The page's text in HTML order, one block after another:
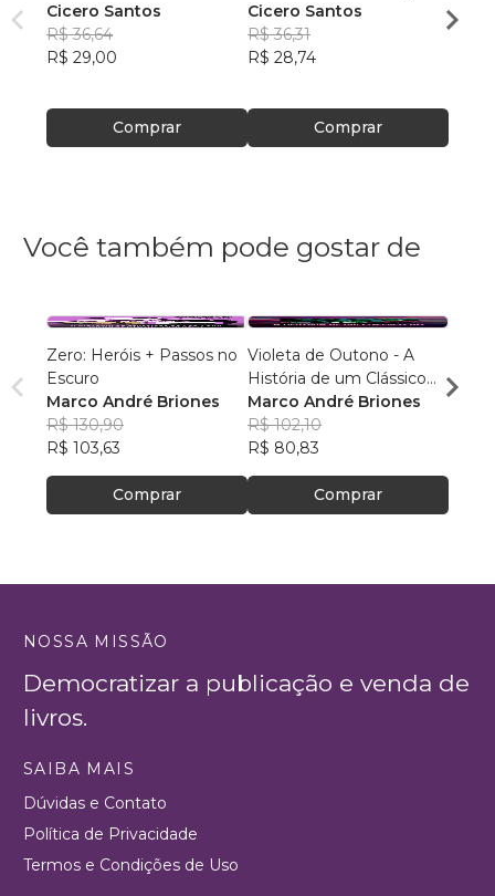
Cicero Santos
R$ 36,64
R$ 29,00
Comprar
Cicero Santos
R$ 36,31
R$ 28,74
Comprar
Você também pode gostar de
Zero: Heróis + Passos no
Escuro
Marco André Briones
R$ 130,90
R$ 103,63
Comprar
Violeta de Outono - A
História de um Clássico
do Rock Psicodélico
Marco André Briones
R$ 102,10
R$ 80,83
Comprar
NOSSA MISSÃO
Democratizar a publicação e venda de
livros.
SAIBA MAIS
Dúvidas e Contato
Política de Privacidade
Termos e Condições de Uso